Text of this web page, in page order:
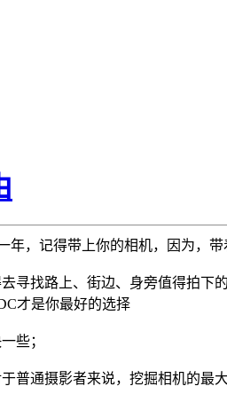
，记得带上你的相机，因为，带
找路上、街边、身旁值得拍下
才是你最好的选择
些；
通摄影者来说，挖掘相机的最